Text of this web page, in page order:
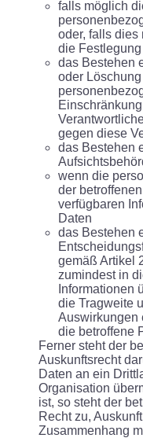
falls möglich
oder, falls dies
die
das Bestehen
oder
gegen diese
das Bestehen
wenn die
der
verfügbaren
Daten
das Bestehen
gemäß Artikel
zumindest in
Informationen
die Tragweite
Auswirkungen
die betroffene
Ferner steht der
Auskunftsrecht
Daten an ein
Organisation
ist, so steht der
Recht zu,
Zusammenhang